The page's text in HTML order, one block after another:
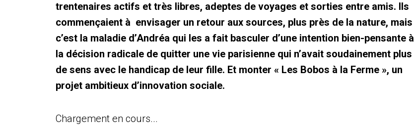
trentenaires actifs et très libres, adeptes de voyages et sorties entre amis. Ils
commençaient à envisager un retour aux sources, plus près de la nature, mais
c’est la maladie d’Andréa qui les a fait basculer d’une intention bien-pensante à
la décision radicale de quitter une vie parisienne qui n’avait soudainement plus
de sens avec le handicap de leur fille. Et monter « Les Bobos à la Ferme », un
projet ambitieux d’innovation sociale.
Chargement en cours...